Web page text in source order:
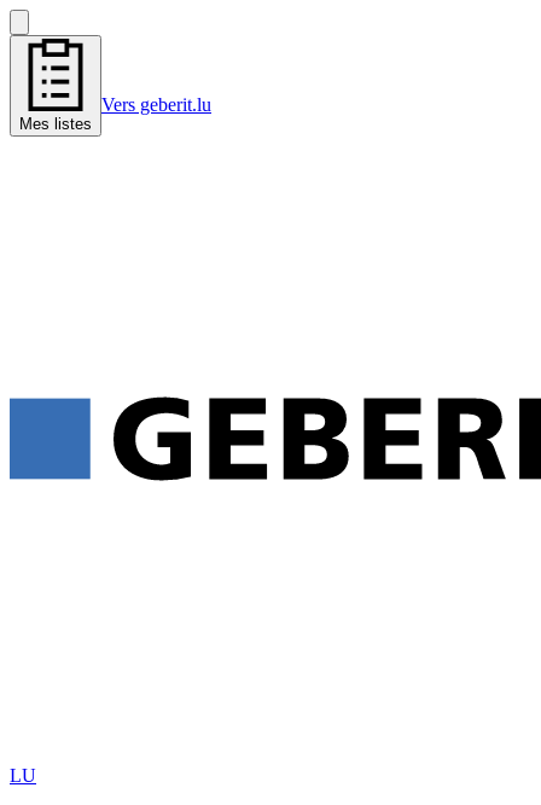
Mes listes
Vers geberit.lu
LU